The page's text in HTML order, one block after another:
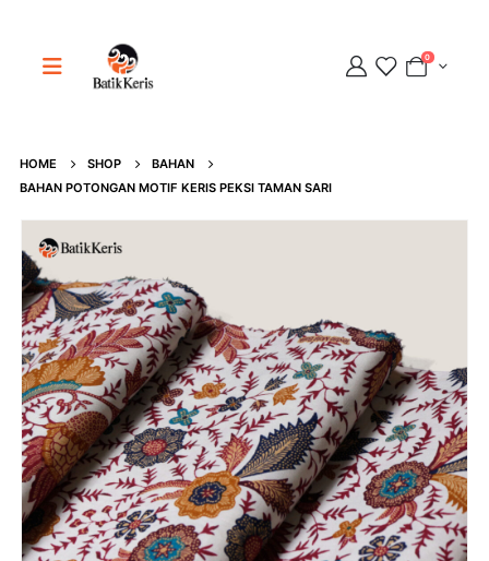
0
HOME SHOP
BAHAN
BAHAN POTONGAN MOTIF KERIS PEKSI TAMAN SARI
Adipati
Online